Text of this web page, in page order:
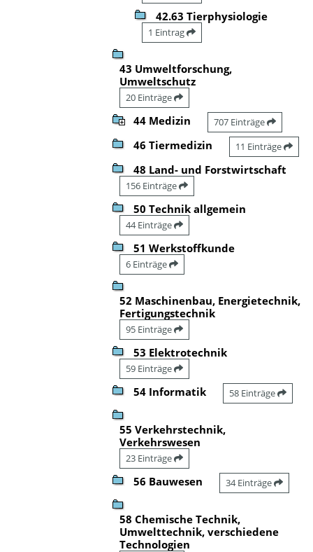
42.63 Tierphysiologie
1 Eintrag
43 Umweltforschung,
Umweltschutz
20 Einträge
44 Medizin 707 Einträge
46 Tiermedizin 11 Einträge
48 Land- und Forstwirtschaft
156 Einträge
50 Technik allgemein
44 Einträge
51 Werkstoffkunde
6 Einträge
52 Maschinenbau, Energietechnik,
Fertigungstechnik
95 Einträge
53 Elektrotechnik
59 Einträge
54 Informatik 58 Einträge
55 Verkehrstechnik,
Verkehrswesen
23 Einträge
56 Bauwesen 34 Einträge
58 Chemische Technik,
Umwelttechnik, verschiedene
Technologien